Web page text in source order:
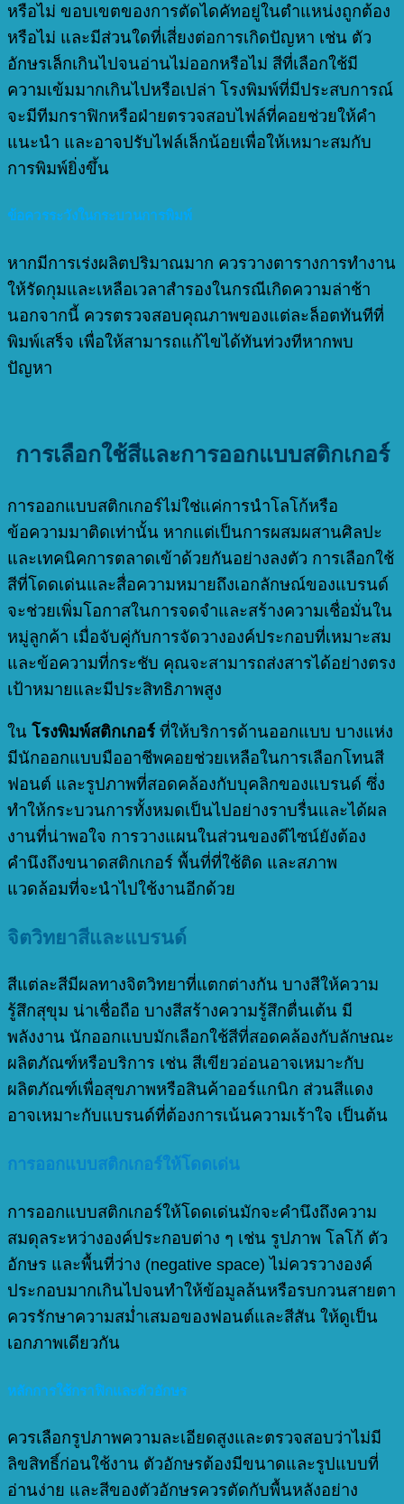
หรือไม่ ขอบเขตของการตัดไดคัทอยู่ในตำแหน่งถูกต้อง
หรือไม่ และมีส่วนใดที่เสี่ยงต่อการเกิดปัญหา เช่น ตัว
อักษรเล็กเกินไปจนอ่านไม่ออกหรือไม่ สีที่เลือกใช้มี
ความเข้มมากเกินไปหรือเปล่า โรงพิมพ์ที่มีประสบการณ์
จะมีทีมกราฟิกหรือฝ่ายตรวจสอบไฟล์ที่คอยช่วยให้คำ
แนะนำ และอาจปรับไฟล์เล็กน้อยเพื่อให้เหมาะสมกับ
การพิมพ์ยิ่งขึ้น
ข้อควรระวังในกระบวนการพิมพ์
หากมีการเร่งผลิตปริมาณมาก ควรวางตารางการทำงาน
ให้รัดกุมและเหลือเวลาสำรองในกรณีเกิดความล่าช้า
นอกจากนี้ ควรตรวจสอบคุณภาพของแต่ละล็อตทันทีที่
พิมพ์เสร็จ เพื่อให้สามารถแก้ไขได้ทันท่วงทีหากพบ
ปัญหา
การเลือกใช้สีและการออกแบบสติกเกอร์
การออกแบบสติกเกอร์ไม่ใช่แค่การนำโลโก้หรือ
ข้อความมาติดเท่านั้น หากแต่เป็นการผสมผสานศิลปะ
และเทคนิคการตลาดเข้าด้วยกันอย่างลงตัว การเลือกใช้
สีที่โดดเด่นและสื่อความหมายถึงเอกลักษณ์ของแบรนด์
จะช่วยเพิ่มโอกาสในการจดจำและสร้างความเชื่อมั่นใน
หมู่ลูกค้า เมื่อจับคู่กับการจัดวางองค์ประกอบที่เหมาะสม
และข้อความที่กระชับ คุณจะสามารถส่งสารได้อย่างตรง
เป้าหมายและมีประสิทธิภาพสูง
ใน โรงพิมพ์สติกเกอร์ ที่ให้บริการด้านออกแบบ บางแห่ง
มีนักออกแบบมืออาชีพคอยช่วยเหลือในการเลือกโทนสี
ฟอนต์ และรูปภาพที่สอดคล้องกับบุคลิกของแบรนด์ ซึ่ง
ทำให้กระบวนการทั้งหมดเป็นไปอย่างราบรื่นและได้ผล
งานที่น่าพอใจ การวางแผนในส่วนของดีไซน์ยังต้อง
คำนึงถึงขนาดสติกเกอร์ พื้นที่ที่ใช้ติด และสภาพ
แวดล้อมที่จะนำไปใช้งานอีกด้วย
จิตวิทยาสีและแบรนด์
สีแต่ละสีมีผลทางจิตวิทยาที่แตกต่างกัน บางสีให้ความ
รู้สึกสุขุม น่าเชื่อถือ บางสีสร้างความรู้สึกตื่นเต้น มี
พลังงาน นักออกแบบมักเลือกใช้สีที่สอดคล้องกับลักษณะ
ผลิตภัณฑ์หรือบริการ เช่น สีเขียวอ่อนอาจเหมาะกับ
ผลิตภัณฑ์เพื่อสุขภาพหรือสินค้าออร์แกนิก ส่วนสีแดง
อาจเหมาะกับแบรนด์ที่ต้องการเน้นความเร้าใจ เป็นต้น
การออกแบบสติกเกอร์ให้โดดเด่น
การออกแบบสติกเกอร์ให้โดดเด่นมักจะคำนึงถึงความ
สมดุลระหว่างองค์ประกอบต่าง ๆ เช่น รูปภาพ โลโก้ ตัว
อักษร และพื้นที่ว่าง (negative space) ไม่ควรวางองค์
ประกอบมากเกินไปจนทำให้ข้อมูลล้นหรือรบกวนสายตา
ควรรักษาความสม่ำเสมอของฟอนต์และสีสัน ให้ดูเป็น
เอกภาพเดียวกัน
หลักการใช้กราฟิกและตัวอักษร
ควรเลือกรูปภาพความละเอียดสูงและตรวจสอบว่าไม่มี
ลิขสิทธิ์ก่อนใช้งาน ตัวอักษรต้องมีขนาดและรูปแบบที่
อ่านง่าย และสีของตัวอักษรควรตัดกับพื้นหลังอย่าง